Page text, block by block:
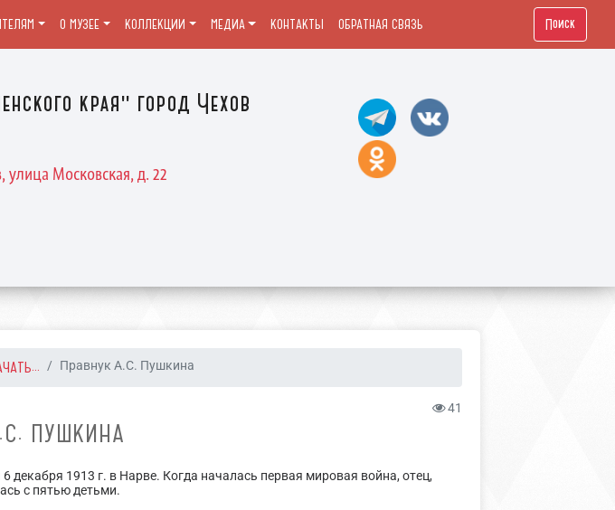
края" город Чехов
улица Московская, д. 22
О МУЗЕЕ КОЛЛЕКЦИИ МЕДИА КОНТАКТЫ ОБРАТНАЯ СВЯЗЬ Поиск
Правнук А.С. Пушкина
41
ПУШКИНА
1913 г. в Нарве. Когда началась первая мировая война, отец,
с пятью детьми.